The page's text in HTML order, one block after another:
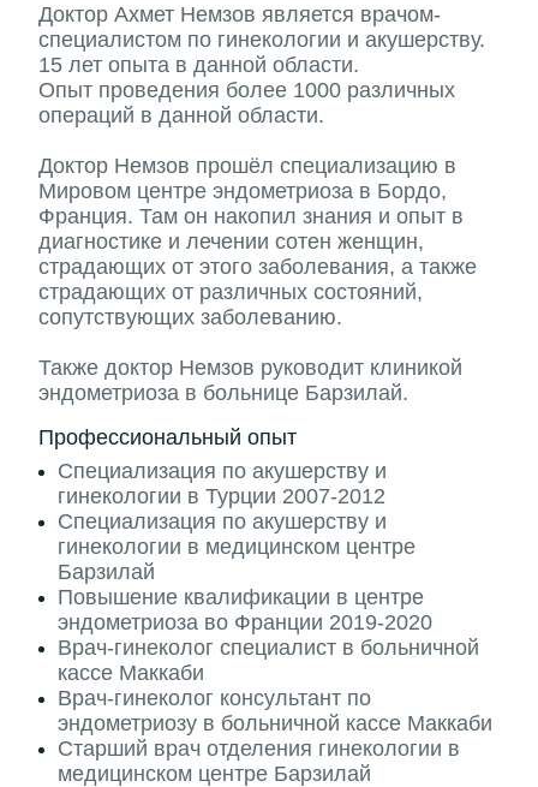
Доктор Ахмет Немзов является врачом-
специалистом по гинекологии и акушерству.
15 лет опыта в данной области.
Опыт проведения более 1000 различных
операций в данной области.
Доктор Немзов прошёл специализацию в
Мировом центре эндометриоза в Бордо,
Франция. Там он накопил знания и опыт в
диагностике и лечении сотен женщин,
страдающих от этого заболевания, а также
страдающих от различных состояний,
сопутствующих заболеванию.
Также доктор Немзов руководит клиникой
эндометриоза в больнице Барзилай.
Профессиональный опыт
Специализация по акушерству и
гинекологии в Турции 2007-2012
Специализация по акушерству и
гинекологии в медицинском центре
Барзилай
Повышение квалификации в центре
эндометриоза во Франции 2019-2020
Врач-гинеколог специалист в больничной
кассе Маккаби
Врач-гинеколог консультант по
эндометриозу в больничной кассе Маккаби
Старший врач отделения гинекологии в
медицинском центре Барзилай